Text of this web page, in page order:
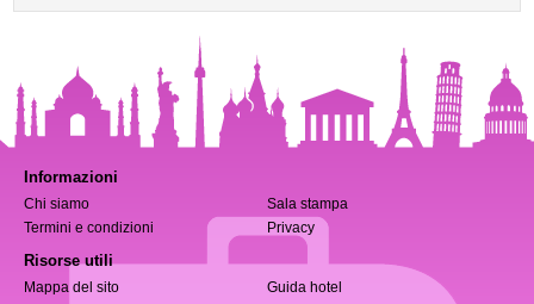
Informazioni
Chi siamo
Sala stampa
Termini e condizioni
Privacy
Risorse utili
Mappa del sito
Guida hotel